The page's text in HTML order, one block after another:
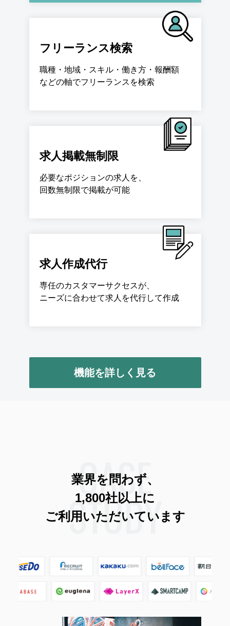
フリーランス検索
職種・地域・スキル・働き方・報酬額
などの軸でフリーランスを検索
求人掲載無制限
必要なポジションの求人を、
回数無制限で掲載が可能
求人作成代行
専任のカスタマーサクセスが、
ニーズに合わせて求人を代行して作成
機能を詳しく見る
CASE
STUDY
業界を問わず、
1,800社以上に
ご利用いただいています